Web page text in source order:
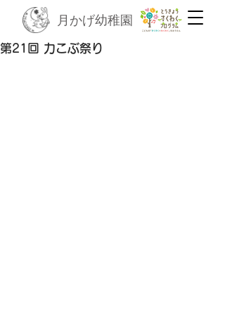
月かげ幼稚園
第21回 力こぶ祭り